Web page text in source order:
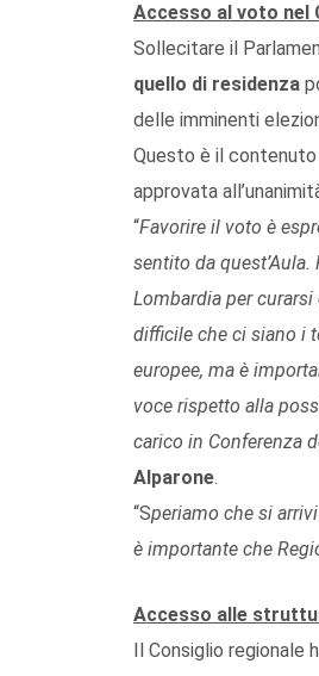
Accesso al voto nel
Sollecitare il
quello di residenza
delle imminenti
Questo è il contenuto
approvata
“Favorire il voto è
sentito da
Lombardia per curarsi
difficile che ci siano i
europee, ma è
voce rispetto alla
carico in Conferenza
Alparone.
“Speriamo che si
è importante che
Accesso alle
Il Consiglio regionale